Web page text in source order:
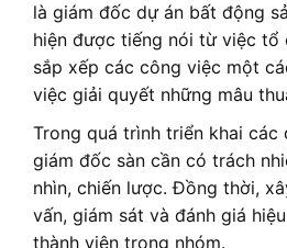
là giám đốc dự án bất động
hiện được tiếng nói từ việc tổ
sắp xếp các công việc một
việc giải quyết những mâu
Trong quá trình triển khai các
giám đốc sàn cần có trách
nhìn, chiến lược. Đồng thời,
vấn, giám sát và đánh giá
thành viên trong nhóm.